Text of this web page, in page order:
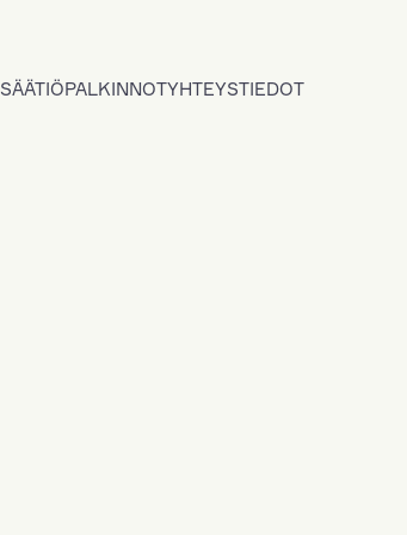
SÄÄTIÖPALKINNOTYHTEYSTIEDOT